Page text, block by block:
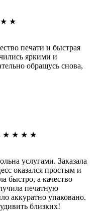
★ ★
печати и быстрая
яркими и
обращусь снова,
★ ★ ★ ★
услугами. Заказала
оказался простым и
быстро, а качество
печатную
аккуратно упаковано.
близких!